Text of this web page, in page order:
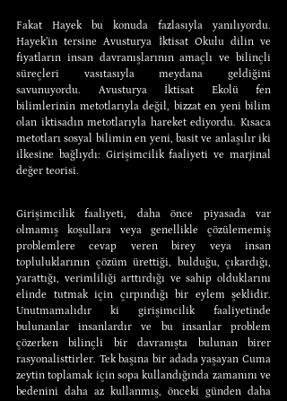
Fakat Hayek bu konuda fazlasıyla yanılıyordu.
Hayek’in tersine Avusturya İktisat Okulu dilin ve
fiyatların insan davranışlarının amaçlı ve bilinçli
süreçleri vasıtasıyla meydana geldiğini
savunuyordu. Avusturya İktisat Ekolü fen
bilimlerinin metotlarıyla değil, bizzat en yeni bilim
olan iktisadın metotlarıyla hareket ediyordu. Kısaca
metotları sosyal bilimin en yeni, basit ve anlaşılır iki
ilkesine bağlıydı: Girişimcilik faaliyeti ve marjinal
değer teorisi.
Girişimcilik faaliyeti, daha önce piyasada var
olmamış koşullara veya genellikle çözülememiş
problemlere cevap veren birey veya insan
topluluklarının çözüm ürettiği, bulduğu, çıkardığı,
yarattığı, verimliliği arttırdığı ve sahip olduklarını
elinde tutmak için çırpındığı bir eylem şeklidir.
Unutmamalıdır ki girişimcilik faaliyetinde
bulunanlar insanlardır ve bu insanlar problem
çözerken bilinçli bir davranışta bulunan birer
rasyonalisttirler. Tek başına bir adada yaşayan Cuma
zeytin toplamak için sopa kullandığında zamanını ve
bedenini daha az kullanmış, önceki günden daha